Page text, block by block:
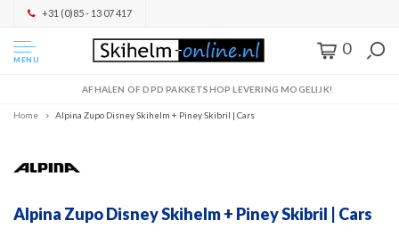
+31 (0)85 - 13 07 417
MENU
0
AFHALEN OF DPD PAKKETSHOP LEVERING MOGELIJK!
Home Alpina Zupo Disney Skihelm + Piney Skibril | Cars
Alpina Zupo Disney Skihelm + Piney Skibril | Cars